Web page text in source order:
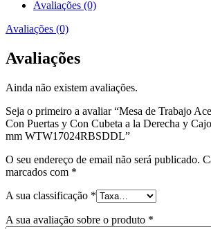
Avaliações (0)
Avaliações (0)
Avaliações
Ainda não existem avaliações.
Seja o primeiro a avaliar “Mesa de Trabajo
Con Puertas y Con Cubeta a la Derecha y
mm WTW17024RBSDDL”
O seu endereço de email não será publicado.
marcados com *
A sua classificação *
A sua avaliação sobre o produto *